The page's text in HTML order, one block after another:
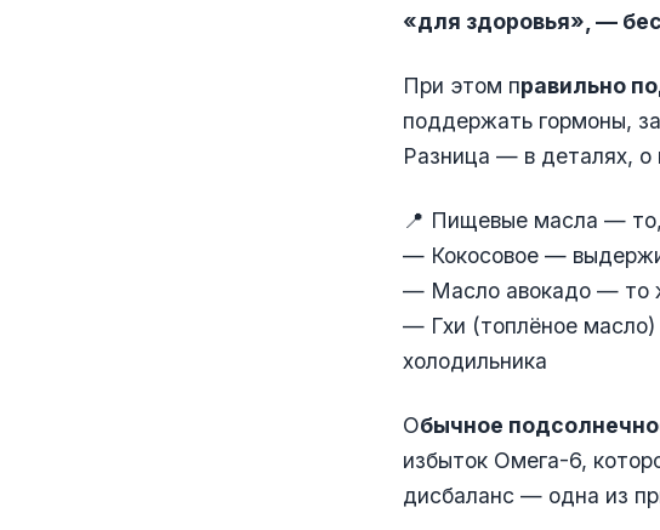
«для здоровья», —
При этом правильно
поддержать гормоны,
Разница — в деталях, о
📍 Пищевые масла —
— Кокосовое —
— Масло авокадо — то
— Гхи (топлёное
холодильника
Обычное
избыток Омега-6,
дисбаланс — одна из